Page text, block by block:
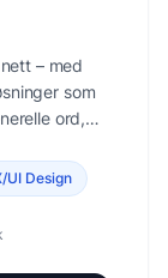
– med
som
ord,
og målbare
UI Design